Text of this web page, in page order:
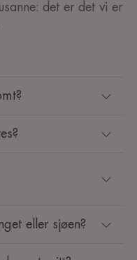
det er det vi er
eller sjøen?